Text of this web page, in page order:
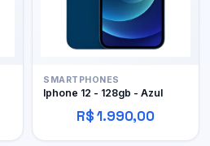
SMARTPHONES
Iphone 12 - 128gb - Azul
R$ 1.990,00